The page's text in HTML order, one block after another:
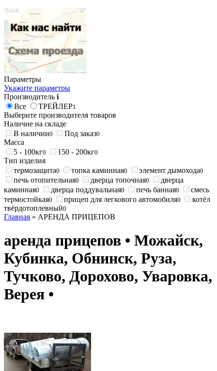
Параметры
Укажите параметры
Производитель i
Все
ТРЕЙЛЕР1
Выберите производителя товаров
Наличие на складе
В наличии0 Под заказ0
Масса
5 - 100кг0 150 - 200кг0
Тип изделия
термозащита0 топка каминная0 элемент дымохода0
печь отопительная0 дверца топочная0
дверца
каминная0 дверца поддувальная0 печь банная0
смесь
термостойкая0 прицеп для легкового автомобиля0
котёл
твёрдотоплевный0
Главная » АРЕНДА ПРИЦЕПОВ
аренда прицепов • Можайск,
Кубинка, Обнинск, Руза,
Тучково, Дорохово, Уваровка,
Верея •